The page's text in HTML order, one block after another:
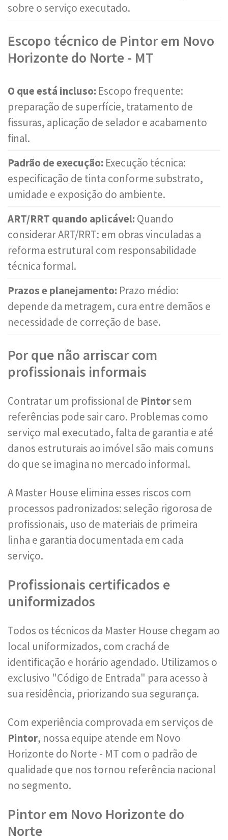
sobre o serviço executado.
Escopo técnico de Pintor em Novo
Horizonte do Norte - MT
O que está incluso: Escopo frequente:
preparação de superfície, tratamento de
fissuras, aplicação de selador e acabamento
final.
Padrão de execução: Execução técnica:
especificação de tinta conforme substrato,
umidade e exposição do ambiente.
ART/RRT quando aplicável: Quando
considerar ART/RRT: em obras vinculadas a
reforma estrutural com responsabilidade
técnica formal.
Prazos e planejamento: Prazo médio:
depende da metragem, cura entre demãos e
necessidade de correção de base.
Por que não arriscar com
profissionais informais
Contratar um profissional de Pintorsem
referências pode sair caro. Problemas como
serviço mal executado, falta de garantia e até
danos estruturais ao imóvel são mais comuns
do que se imagina no mercado informal.
A Master House elimina esses riscos com
processos padronizados: seleção rigorosa de
profissionais, uso de materiais de primeira
linha e garantia documentada em cada
serviço.
Profissionais certificados e
uniformizados
Todos os técnicos da Master House chegam ao
local uniformizados, com crachá de
identificação e horário agendado. Utilizamos o
exclusivo "Código de Entrada" para acesso à
sua residência, priorizando sua segurança.
Com experiência comprovada em serviços de
Pintor, nossa equipe atende em Novo
Horizonte do Norte - MT com o padrão de
qualidade que nos tornou referência nacional
no segmento.
Pintor em Novo Horizonte do
Norte